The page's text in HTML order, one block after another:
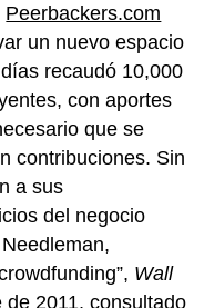
Peerbackers.com
un nuevo espacio
recaudó 10,000
con aportes
que se
contribuciones. Sin
a sus
del negocio
Wall
de 2011, consultado